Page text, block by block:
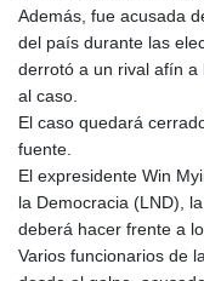
Además, fue acusada
del país durante las
derrotó a un rival afín a
al caso.
El caso quedará
fuente.
El expresidente Win
la Democracia (LND),
deberá hacer frente a
Varios funcionarios de